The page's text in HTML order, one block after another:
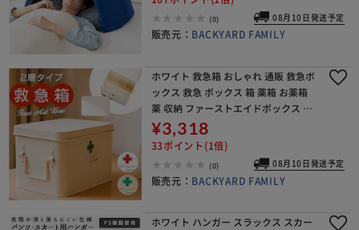
(0) 08月10日発送予定
販売元： BACKYARD FAMILY
ホワイト 救急箱 おしゃれ 通販 救急ボ
ックス 救急 ボックス 箱 薬箱 お薬箱
薬 収納 ファーストエイドボックス 収
納ボックス 収納ケース 大きめ 大容量
スチール HF-902 SoiN ソワン
¥3,318
33ポイント(1倍)
(0) 08月10日発送予定
販売元： BACKYARD FAMILY
ホワイト ハンガー スラックス スカー